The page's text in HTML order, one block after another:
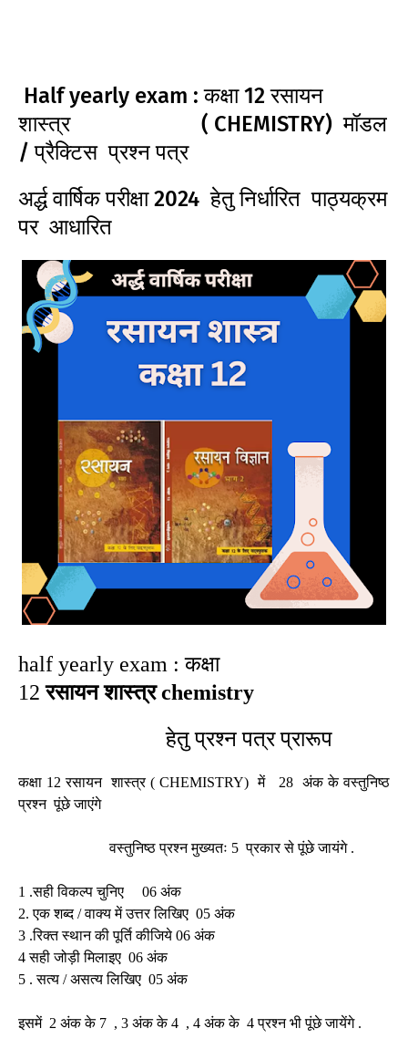
Half yearly exam : कक्षा 12 रसायन
शास्त्र ( CHEMISTRY) मॉडल
/ प्रैक्टिस प्रश्न पत्र
अर्द्ध वार्षिक परीक्षा 2024 हेतु निर्धारित पाठ्यक्रम
पर आधारित
half yearly exam : कक्षा
12रसायन शास्त्र chemistry
हेतु प्रश्न पत्र प्रारूप
कक्षा 12 रसायन शास्त्र ( CHEMISTRY) में 28 अंक के वस्तुनिष्ठ
प्रश्न पूंछे जाएंगे
वस्तुनिष्ठ प्रश्न मुख्यतः 5 प्रकार से पूंछे जायंगे .
1 .सही विकल्प चुनिए 06 अंक
2. एक शब्द / वाक्य में उत्तर लिखिए 05 अंक
3 .रिक्त स्थान की पूर्ति कीजिये 06 अंक
4 सही जोड़ी मिलाइए 06 अंक
5 . सत्य / असत्य लिखिए 05 अंक
इसमें 2 अंक के 7 , 3 अंक के 4 , 4 अंक के 4 प्रश्न भी पूंछे जायेंगे .